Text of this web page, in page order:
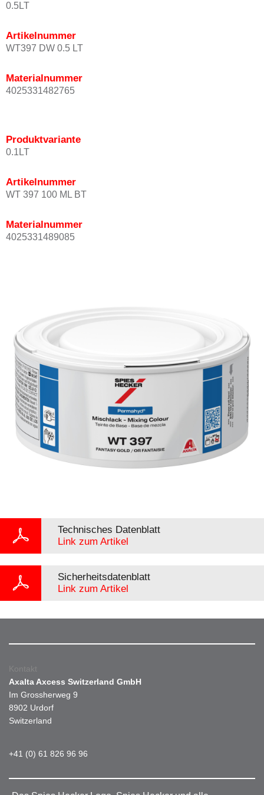
0.5LT
Artikelnummer
WT397 DW 0.5 LT
Materialnummer
4025331482765
Produktvariante
0.1LT
Artikelnummer
WT 397 100 ML BT
Materialnummer
4025331489085
Technisches Datenblatt
Link zum Artikel
Sicherheitsdatenblatt
Link zum Artikel
Kontakt
Axalta Axcess Switzerland GmbH
Im Grossherweg 9
8902 Urdorf
Switzerland
+41 (0) 61 826 96 96